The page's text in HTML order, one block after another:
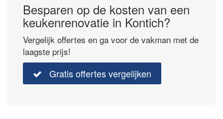
Besparen op de kosten van een
keukenrenovatie in Kontich?
Vergelijk offertes en ga voor de vakman met de
laagste prijs!
Gratis offertes vergelijken